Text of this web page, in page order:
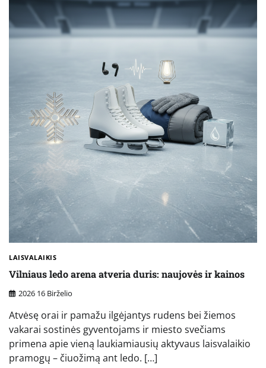
LAISVALAIKIS
Vilniaus ledo arena atveria duris: naujovės ir kainos
2026 16 Birželio
Atvėsę orai ir pamažu ilgėjantys rudens bei žiemos
vakarai sostinės gyventojams ir miesto svečiams
primena apie vieną laukiamiausių aktyvaus laisvalaikio
pramogų – čiuožimą ant ledo. […]